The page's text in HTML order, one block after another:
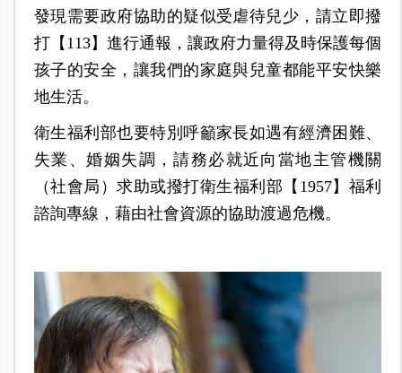
發現需要政府協助的疑似受虐待兒少，請立即撥
打【113】進行通報，讓政府力量得及時保護每個
孩子的安全，讓我們的家庭與兒童都能平安快樂
地生活。
衛生福利部也要特別呼籲家長如遇有經濟困難、
失業、婚姻失調，請務必就近向當地主管機關
（社會局）求助或撥打衛生福利部【1957】福利
諮詢專線，藉由社會資源的協助渡過危機。